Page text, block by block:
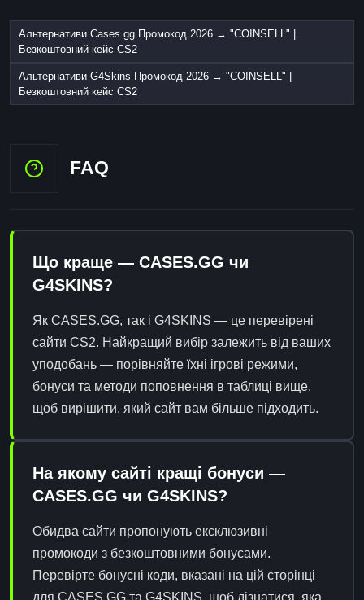
Альтернативи Cases.gg Промокод 2026 → "COINSELL" |
Безкоштовний кейс CS2
Альтернативи G4Skins Промокод 2026 → "COINSELL" |
Безкоштовний кейс CS2
FAQ
Що краще — CASES.GG чи
G4SKINS?
Як CASES.GG, так і G4SKINS — це перевірені
сайти CS2. Найкращий вибір залежить від ваших
уподобань — порівняйте їхні ігрові режими,
бонуси та методи поповнення в таблиці вище,
щоб вирішити, який сайт вам більше підходить.
На якому сайті кращі бонуси —
CASES.GG чи G4SKINS?
Обидва сайти пропонують ексклюзивні
промокоди з безкоштовними бонусами.
Перевірте бонусні коди, вказані на цій сторінці
для CASES.GG та G4SKINS, щоб дізнатися, яка